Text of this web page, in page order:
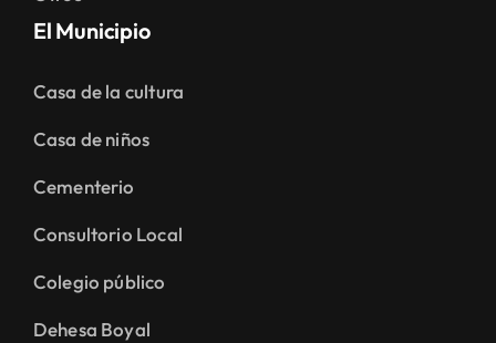
El Municipio
Casa de la cultura
Casa de niños
Cementerio
Consultorio Local
Colegio público
Dehesa Boyal